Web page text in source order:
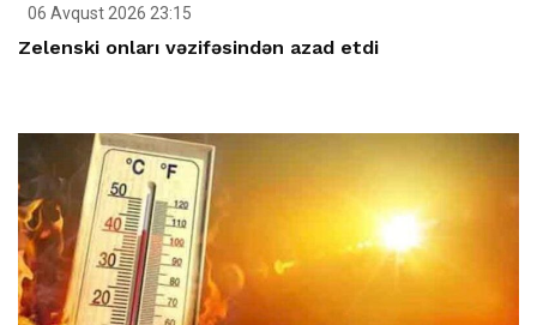
06 Avqust 2026 23:15
Zelenski onları vəzifəsindən azad etdi